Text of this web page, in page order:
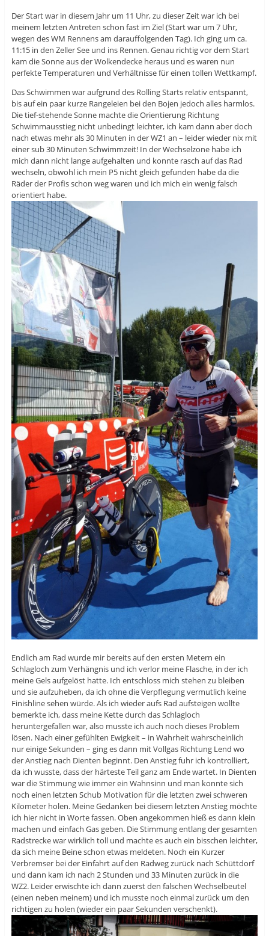
Der Start war in diesem Jahr um 11 Uhr, zu dieser Zeit war ich bei
meinem letzten Antreten schon fast im Ziel (Start war um 7 Uhr,
wegen des WM Rennens am darauffolgenden Tag). Ich ging um ca.
11:15 in den Zeller See und ins Rennen. Genau richtig vor dem Start
kam die Sonne aus der Wolkendecke heraus und es waren nun
perfekte Temperaturen und Verhältnisse für einen tollen Wettkampf.
Das Schwimmen war aufgrund des Rolling Starts relativ entspannt,
bis auf ein paar kurze Rangeleien bei den Bojen jedoch alles harmlos.
Die tief-stehende Sonne machte die Orientierung Richtung
Schwimmausstieg nicht unbedingt leichter, ich kam dann aber doch
nach etwas mehr als 30 Minuten in der WZ1 an – leider wieder nix mit
einer sub 30 Minuten Schwimmzeit! In der Wechselzone habe ich
mich dann nicht lange aufgehalten und konnte rasch auf das Rad
wechseln, obwohl ich mein P5 nicht gleich gefunden habe da die
Räder der Profis schon weg waren und ich mich ein wenig falsch
orientiert habe.
Endlich am Rad wurde mir bereits auf den ersten Metern ein
Schlagloch zum Verhängnis und ich verlor meine Flasche, in der ich
meine Gels aufgelöst hatte. Ich entschloss mich stehen zu bleiben
und sie aufzuheben, da ich ohne die Verpflegung vermutlich keine
Finishline sehen würde. Als ich wieder aufs Rad aufsteigen wollte
bemerkte ich, dass meine Kette durch das Schlagloch
heruntergefallen war, also musste ich auch noch dieses Problem
lösen. Nach einer gefühlten Ewigkeit – in Wahrheit wahrscheinlich
nur einige Sekunden – ging es dann mit Vollgas Richtung Lend wo
der Anstieg nach Dienten beginnt. Den Anstieg fuhr ich kontrolliert,
da ich wusste, dass der härteste Teil ganz am Ende wartet. In Dienten
war die Stimmung wie immer ein Wahnsinn und man konnte sich
noch einen letzten Schub Motivation für die letzten zwei schweren
Kilometer holen. Meine Gedanken bei diesem letzten Anstieg möchte
ich hier nicht in Worte fassen. Oben angekommen hieß es dann klein
machen und einfach Gas geben. Die Stimmung entlang der gesamten
Radstrecke war wirklich toll und machte es auch ein bisschen leichter,
da sich meine Beine schon etwas meldeten. Noch ein Kurzer
Verbremser bei der Einfahrt auf den Radweg zurück nach Schüttdorf
und dann kam ich nach 2 Stunden und 33 Minuten zurück in die
WZ2. Leider erwischte ich dann zuerst den falschen Wechselbeutel
(einen neben meinem) und ich musste noch einmal zurück um den
richtigen zu holen (wieder ein paar Sekunden verschenkt).